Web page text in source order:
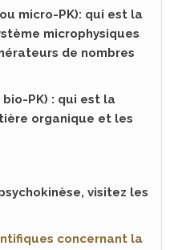
micro-PK): qui est la
microphysiques
de nombres
PK) : qui est la
organique et les
visitez les
concernant la